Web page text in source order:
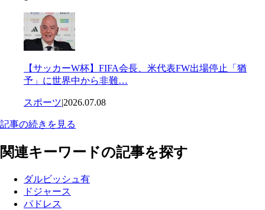
【サッカーW杯】FIFA会長、米代表FW出場停止「猶
予」に世界中から非難…
スポーツ|2026.07.08
記事の続きを見る
関連キーワードの記事を探す
ダルビッシュ有
ドジャース
パドレス